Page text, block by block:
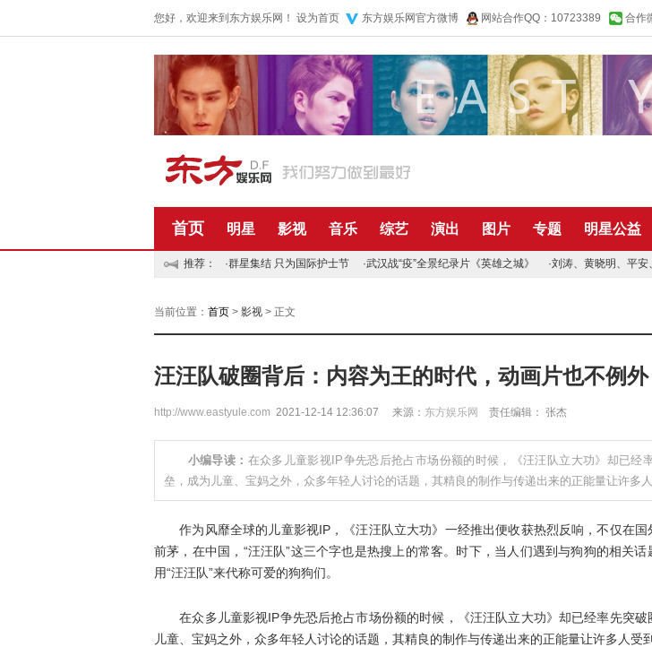
您好，欢迎来到东方娱乐网！ 设为首页 东方娱乐网官方微博 网站合作QQ：10723389 合作
首页 明星 影视 音乐 综艺 演出 图片 专题 明星公益
推荐： ·群星集结 只为国际护士节 ·武汉战“疫”全景纪录片《英雄之城》 ·刘涛、黄晓明、平安
当前位置： 首页 > 影视 > 正文
汪汪队破圈背后：内容为王的时代，动画片也不例外
http://www.eastyule.com 2021-12-14 12:36:07 来源： 东方娱乐网 责任编辑： 张杰
小编导读： 在众多儿童影视IP争先恐后抢占市场份额的时候，《汪汪队立大功》却已经
垒，成为儿童、宝妈之外，众多年轻人讨论的话题，其精良的制作与传递出来的正能量让许多人
作为风靡全球的儿童影视IP，《汪汪队立大功》一经推出便收获热烈反响，不仅在国
前茅，在中国，“汪汪队”这三个字也是热搜上的常客。时下，当人们遇到与狗狗的相关话
用“汪汪队”来代称可爱的狗狗们。
在众多儿童影视IP争先恐后抢占市场份额的时候，《汪汪队立大功》却已经率先突破
儿童、宝妈之外，众多年轻人讨论的话题，其精良的制作与传递出来的正能量让许多人受到